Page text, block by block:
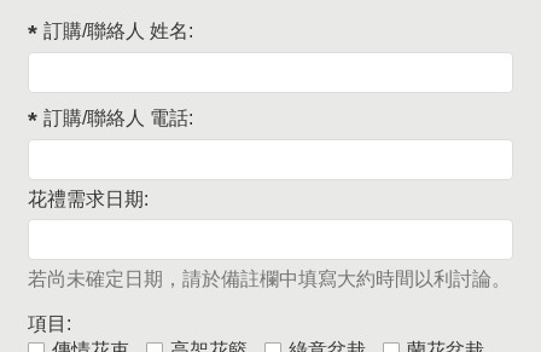
訂購/聯絡人 姓名:
訂購/聯絡人 電話:
花禮需求日期:
若尚未確定日期，請於備註欄中填寫大約時間以利討論。
項目: